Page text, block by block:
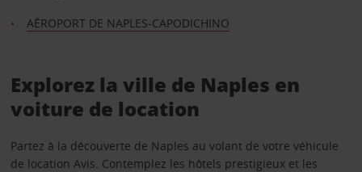
AÉROPORT DE NAPLES-CAPODICHINO
Explorez la ville de Naples en
voiture de location
Partez à la découverte de Naples au volant de votre véhicule
de location Avis. Contemplez les hôtels prestigieux et les